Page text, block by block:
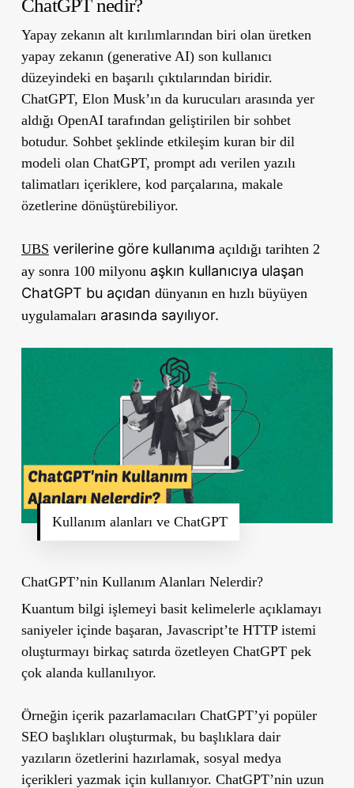
ChatGPT nedir?
Yapay zekanın alt kırılımlarından biri olan üretken
yapay zekanın (generative AI) son kullanıcı
düzeyindeki en başarılı çıktılarından biridir.
ChatGPT, Elon Musk’ın da kurucuları arasında yer
aldığı OpenAI tarafından geliştirilen bir sohbet
botudur. Sohbet şeklinde etkileşim kuran bir dil
modeli olan ChatGPT, prompt adı verilen yazılı
talimatları içeriklere, kod parçalarına, makale
özetlerine dönüştürebiliyor.
UBS verilerine göre kullanıma açıldığı tarihten 2
ay sonra 100 milyonu aşkın kullanıcıya ulaşan
ChatGPT bu açıdan dünyanın en hızlı büyüyen
uygulamaları arasında sayılıyor.
Kullanım alanları ve ChatGPT
ChatGPT’nin Kullanım Alanları Nelerdir?
Kuantum bilgi işlemeyi basit kelimelerle açıklamayı
saniyeler içinde başaran, Javascript’te HTTP istemi
oluşturmayı birkaç satırda özetleyen ChatGPT pek
çok alanda kullanılıyor.
Örneğin içerik pazarlamacıları ChatGPT’yi popüler
SEO başlıkları oluşturmak, bu başlıklara dair
yazıların özetlerini hazırlamak, sosyal medya
içerikleri yazmak için kullanıyor. ChatGPT’nin uzun